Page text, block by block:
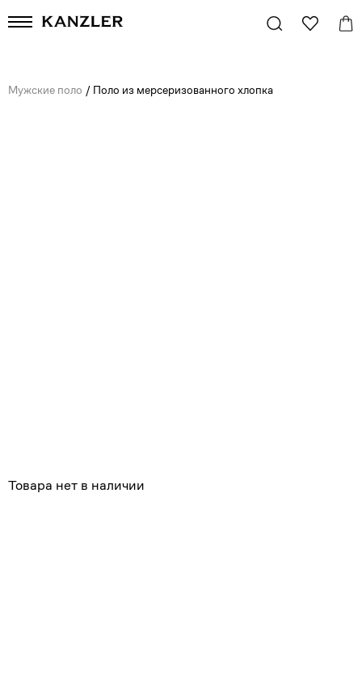
Мужские поло / Поло из мерсеризованного хлопка
Товара нет в наличии